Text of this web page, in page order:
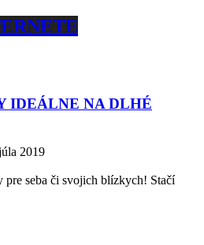
IDEÁLNE NA DLHÉ
2019
seba či svojich blízkych! Stačí